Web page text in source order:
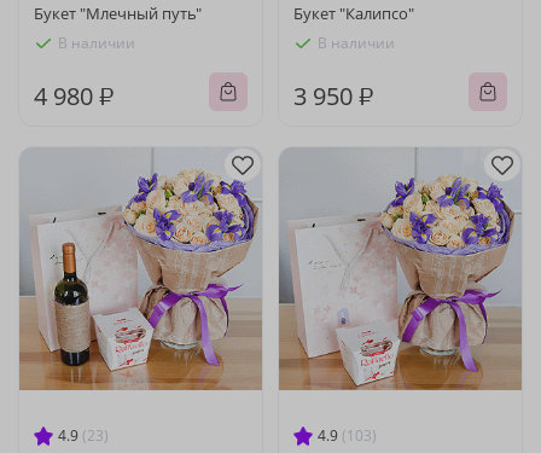
Букет "Млечный путь"
В наличии
4 980 ₽
Букет "Калипсо"
В наличии
3 950 ₽
4.9 (23) 4.9 (103)